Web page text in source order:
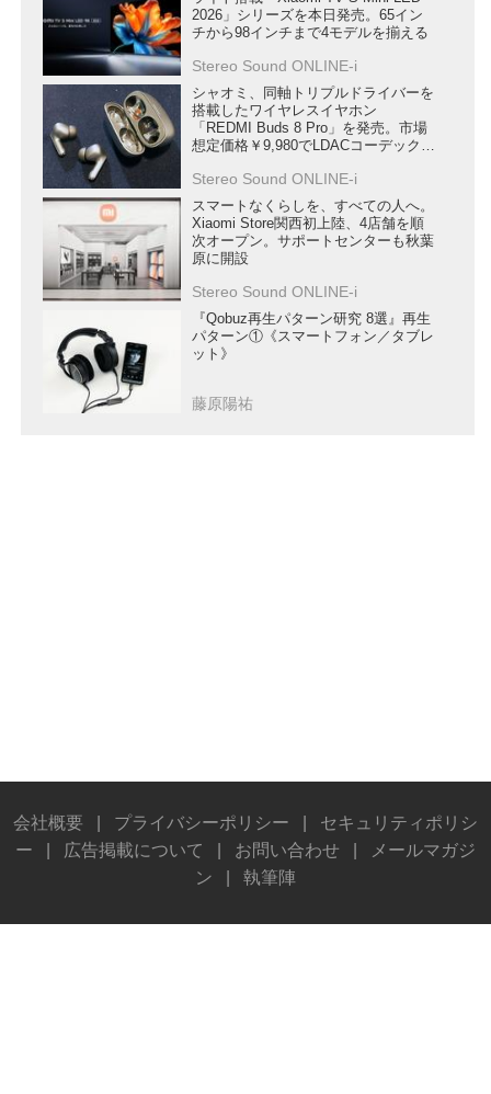
2026」シリーズを本日発売。65イン
チから98インチまで4モデルを揃える
Stereo Sound ONLINE-i
シャオミ、同軸トリプルドライバーを
搭載したワイヤレスイヤホン
「REDMI Buds 8 Pro」を発売。市場
想定価格￥9,980でLDACコーデックに
Stereo Sound ONLINE-i
スマートなくらしを、すべての人へ。
Xiaomi Store関西初上陸、4店舗を順
次オープン。サポートセンターも秋葉
原に開設
Stereo Sound ONLINE-i
『Qobuz再生パターン研究 8選』再生
パターン①《スマートフォン／タブレ
ット》
藤原陽祐
会社概要 プライバシーポリシー
セキュリティポリシ
ー
広告掲載について お問い合わせ
メールマガジ
ン
執筆陣